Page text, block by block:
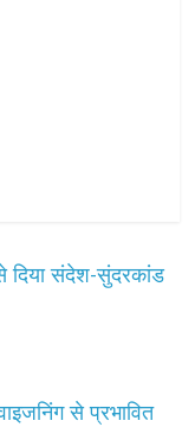
दिया संदेश-सुंदरकांड
से प्रभावित